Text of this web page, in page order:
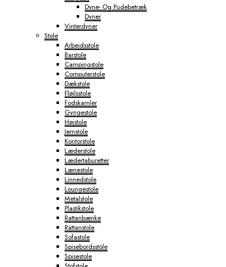
Dyne- Og Pudebetræk
Dyner
Vinterdyner
Stole
Arbejdsstole
Barstole
Campingstole
Computerstole
Dækstole
Fløjlsstole
Fodskamler
Gyngestole
Højstole
Jernstole
Kontorstole
Læderstole
Lædertaburetter
Lænestole
Linnedstole
Loungestole
Metalstole
Plastikstole
Rattanbænke
Rattanstole
Sofastole
Spisebordsstole
Spisestole